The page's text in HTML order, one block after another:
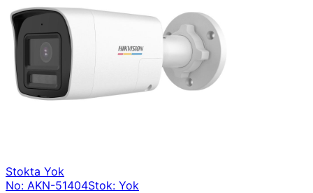
Stokta Yok
No: AKN-51404Stok: Yok